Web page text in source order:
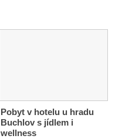
Pobyt v hotelu u hradu
Buchlov s jídlem i
wellness